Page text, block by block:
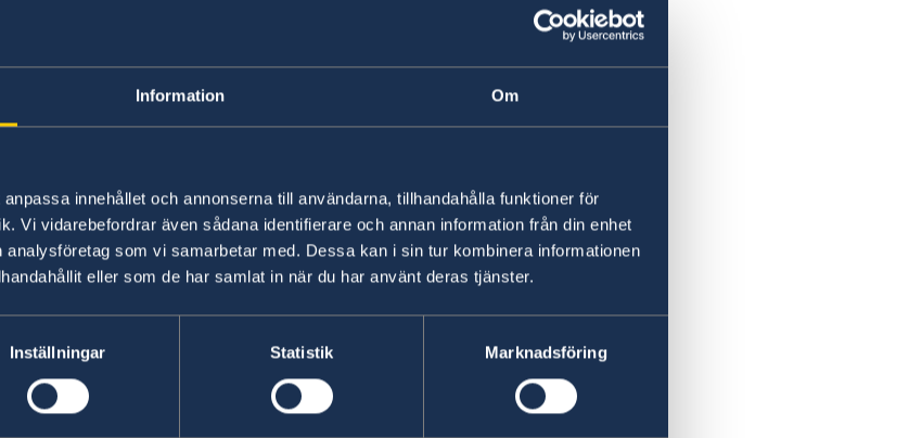
Information Om
innehållet och annonserna till användarna, tillhandahålla funktioner för
Vi vidarebefordrar även sådana identifierare och annan information från din enhet
som vi samarbetar med. Dessa kan i sin tur kombinera informationen
eller som de har samlat in när du har använt deras tjänster.
Inställningar Statistik Marknadsföring
ambiente.
Civil
las
de la
civil y
la
ciudadana en
Sector Privado
Apoyamos alianzas entre
pequeños productores con
grandes empresas y
apoyamos
emprendimientos para